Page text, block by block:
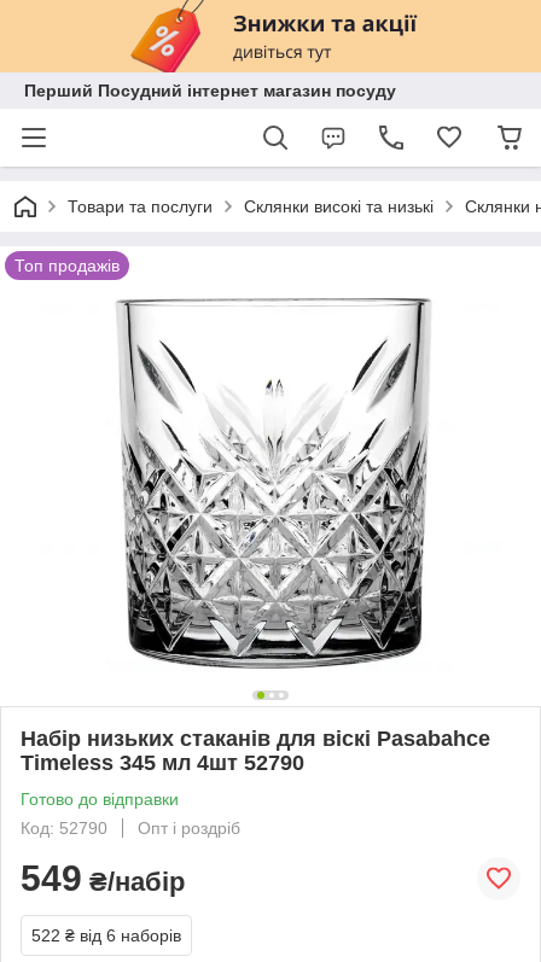
Перший Посудний інтернет магазин посуду
Товари та послуги Склянки високі та низькі Склянки
Топ продажів
Набір низьких стаканів для віскі Pasabahce
Timeless 345 мл 4шт 52790
Готово до відправки
Код: 52790
Опт і роздріб
549 ₴/набір
522 ₴ від 6 наборів